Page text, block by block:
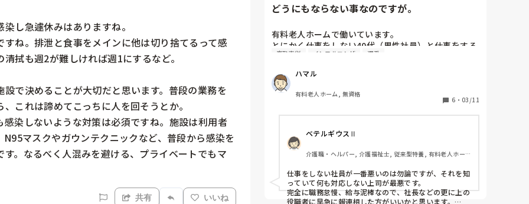
し急遽休みはありますね。
ね。排泄と食事をメインに他は切り捨てるって感
拭も週2が難しければ週1にするなど。
で決めることが大切だと思います。普段の業務を
これは諦めてこっちに人を回そうとか。
染しないような対策は必須ですね。施設は利用者
マスクやガウンテクニックなど、普段から感染を
。なるべく人混みを避ける、プライベートでもマ
共有 いいね
どうにもならない事なのですが。
有料老人ホームで働いています。
とにかく仕事をしない40代（男性社員）と仕事をする
のが苦痛で仕方ありません。
コロナやインフルで隔離された利用者さんの対応はま
ずしません。
私は夜勤専従でなので、彼が遅番で組む事があるので
すが、隔離対象者への対応は全くしません。夕食を居
手のかかる利用者さんの居室誘導もしません。
利用者さんからも、『兄ちゃんはずっと立ってテレビ
見てる』と認識しされるくらい仕事をしていません。
そのくせ、自分より立場の弱い職員に対しては高圧的
で、やりたくない作業は全て丸投げ。
上司に何度も相談しましたが、彼と揉めたくないから
か、状況は改善されるどころか、何をしても誰も何も
夜勤専従 インフルエンザ 遅番
ハマル
有料老人ホーム, 無資格
6 ・ 03/11
ベテルギウスⅡ
介護職・ヘルパー, 介護福祉士, 従来型特養, 有料老人ホー
修, 実務者研修, ユニット型特養
仕事をしない社員が一番悪いのは勿論ですが、それを知
っていて何も対応しない上司が最悪です。
完全に職務怠慢、給与泥棒なので、社長などの更に上の
役職者に早急に報連相した方がいいかと思います。